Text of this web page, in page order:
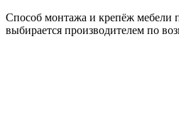
Способ монтажа и крепёж мебели
выбирается производителем по